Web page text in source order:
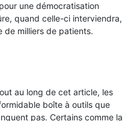
une démocratisation
quand celle-ci interviendra,
de milliers de patients.
au long de cet article, les
boîte à outils que
pas. Certains comme la